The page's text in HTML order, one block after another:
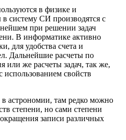
в физике и
систему СИ производятся с
при решении задач
В информатике активно
для удобства счета и
Дальнейшие расчеты по
или же расчеты задач, так же,
использованием свойств
астрономии, там редко можно
степени, но сами степени
записи различных